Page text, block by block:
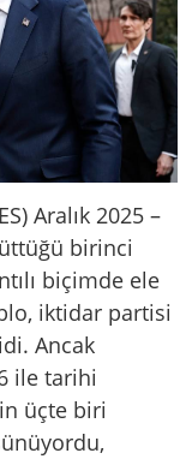
Aralık 2025 –
birinci
biçimde ele
iktidar partisi
Ancak
ile tarihi
üçte biri